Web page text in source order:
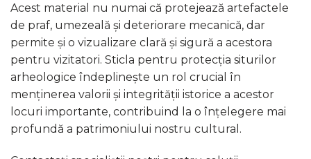
Acest material nu numai că protejează artefactele
de praf, umezeală și deteriorare mecanică, dar
permite și o vizualizare clară și sigură a acestora
pentru vizitatori. Sticla pentru protecția siturilor
arheologice îndeplinește un rol crucial în
menținerea valorii și integrității istorice a acestor
locuri importante, contribuind la o înțelegere mai
profundă a patrimoniului nostru cultural.